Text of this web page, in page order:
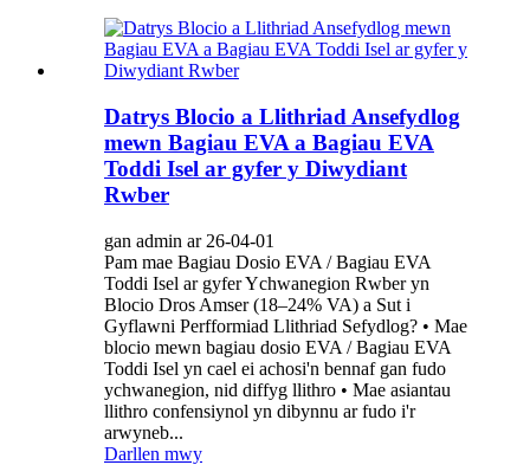
Datrys Blocio a Llithriad Ansefydlog
mewn Bagiau EVA a Bagiau EVA
Toddi Isel ar gyfer y Diwydiant
Rwber
gan admin ar 26-04-01
Pam mae Bagiau Dosio EVA / Bagiau EVA
Toddi Isel ar gyfer Ychwanegion Rwber yn
Blocio Dros Amser (18–24% VA) a Sut i
Gyflawni Perfformiad Llithriad Sefydlog? • Mae
blocio mewn bagiau dosio EVA / Bagiau EVA
Toddi Isel yn cael ei achosi'n bennaf gan fudo
ychwanegion, nid diffyg llithro • Mae asiantau
llithro confensiynol yn dibynnu ar fudo i'r
arwyneb...
Darllen mwy